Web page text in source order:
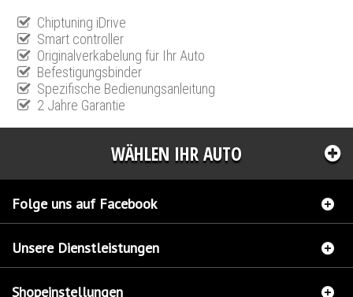
Chiptuning iDrive
Smart controller
Originalverkabelung für Ihr Auto
Befestigungsbinder
Spezifische Bedienungsanleitung
2 Jahre Garantie
WÄHLEN IHR AUTO
Folge uns auf Facebook
Unsere Dienstleistungen
Shopeinstellungen